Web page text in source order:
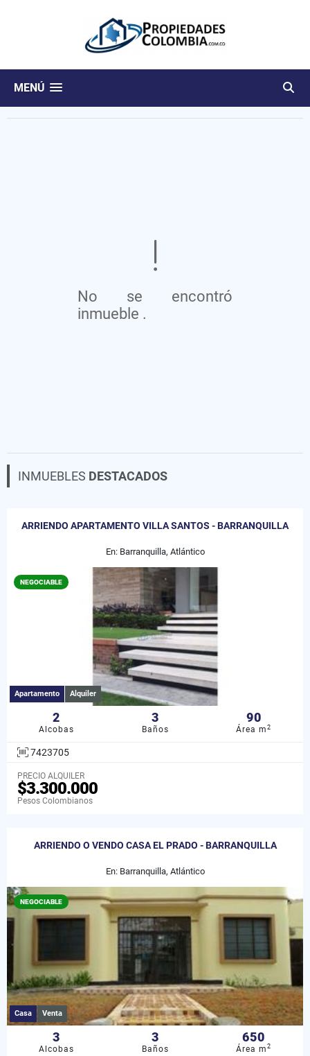
MENÚ
No se encontró
inmueble .
INMUEBLES DESTACADOS
ARRIENDO APARTAMENTO VILLA SANTOS - BARRANQUILLA
En: Barranquilla, Atlántico
NEGOCIABLE
Apartamento Alquiler
2
Alcobas
3
Baños
90
Área m2
7423705
PRECIO ALQUILER
$3.300.000
Pesos Colombianos
ARRIENDO O VENDO CASA EL PRADO - BARRANQUILLA
En: Barranquilla, Atlántico
NEGOCIABLE
Casa Venta
3
Alcobas
3
Baños
650
Área m2